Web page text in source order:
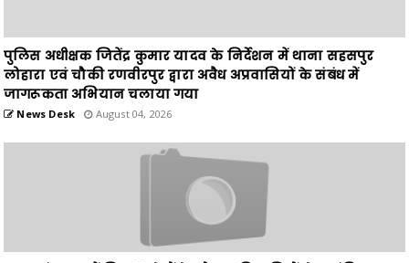
जागरूकता अभियान चलाया गया
News Desk August 04, 2026
अग्र अलंकरण में लिए 18 क्षेत्रों के योग्य प्रतिभागियों से आमंत्रित
आवेदन की अंतिम तिथि 31 अगस्त 2026,भव्य समारोह में 19-20
सितम्बर को अंबिकापुर में सम्मानित होंगे प्रतिभागी